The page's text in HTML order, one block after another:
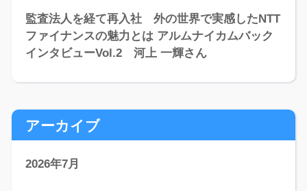
監査法人を経て再入社 外の世界で実感したNTT
ファイナンスの魅力とは アルムナイカムバック
インタビューVol.2 河上 一輝さん
アーカイブ
2026年7月